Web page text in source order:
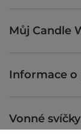
Můj Candle
Informace
Vonné svíčky